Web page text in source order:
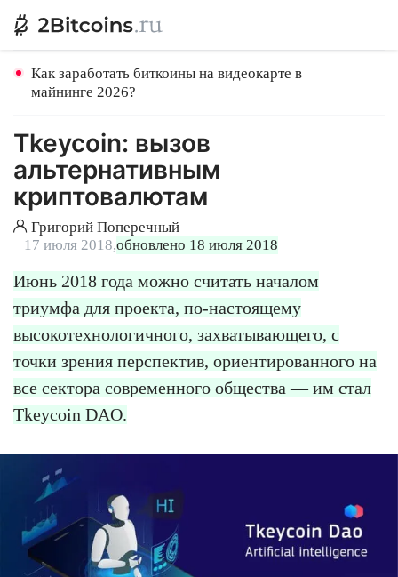
Как заработать биткоины на видеокарте в
майнинге 2026?
Tkeycoin: вызов
альтернативным
криптовалютам
Григорий Поперечный
17 июля 2018,обновлено 18 июля 2018
Июнь 2018 года можно считать началом
триумфа для проекта, по-настоящему
высокотехнологичного, захватывающего, с
точки зрения перспектив, ориентированного на
все сектора современного общества — им стал
Tkeycoin DAO.